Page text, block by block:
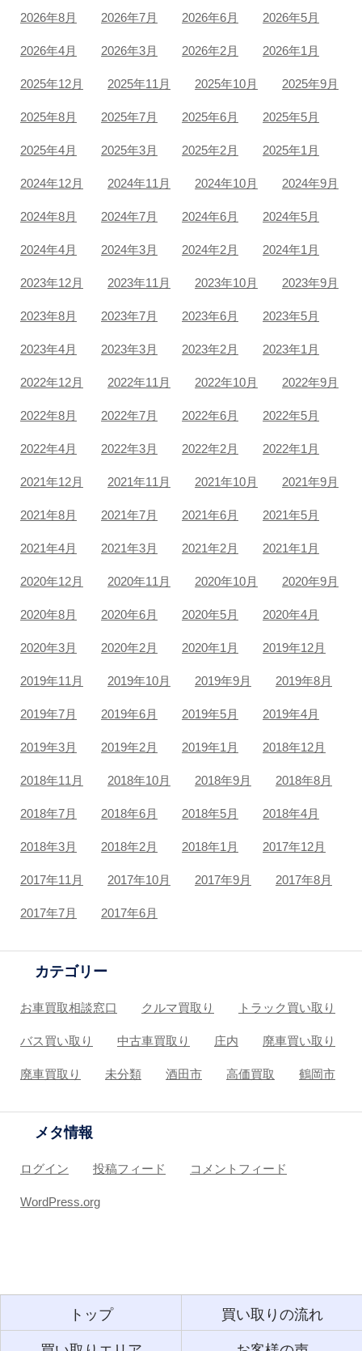
2026年8月 2026年7月 2026年6月 2026年5月
2026年4月 2026年3月 2026年2月 2026年1月
2025年12月 2025年11月 2025年10月 2025年9月
2025年8月 2025年7月 2025年6月 2025年5月
2025年4月 2025年3月 2025年2月 2025年1月
2024年12月 2024年11月 2024年10月 2024年9月
2024年8月 2024年7月 2024年6月 2024年5月
2024年4月 2024年3月 2024年2月 2024年1月
2023年12月 2023年11月 2023年10月 2023年9月
2023年8月 2023年7月 2023年6月 2023年5月
2023年4月 2023年3月 2023年2月 2023年1月
2022年12月 2022年11月 2022年10月 2022年9月
2022年8月 2022年7月 2022年6月 2022年5月
2022年4月 2022年3月 2022年2月 2022年1月
2021年12月 2021年11月 2021年10月 2021年9月
2021年8月 2021年7月 2021年6月 2021年5月
2021年4月 2021年3月 2021年2月 2021年1月
2020年12月 2020年11月 2020年10月 2020年9月
2020年8月 2020年6月 2020年5月 2020年4月
2020年3月 2020年2月 2020年1月 2019年12月
2019年11月 2019年10月 2019年9月 2019年8月
2019年7月 2019年6月 2019年5月 2019年4月
2019年3月 2019年2月 2019年1月 2018年12月
2018年11月 2018年10月 2018年9月 2018年8月
2018年7月 2018年6月 2018年5月 2018年4月
2018年3月 2018年2月 2018年1月 2017年12月
2017年11月 2017年10月 2017年9月 2017年8月
2017年7月 2017年6月
カテゴリー
お車買取相談窓口 クルマ買取り トラック買い取り
バス買い取り 中古車買取り 庄内 廃車買い取り
廃車買取り 未分類 酒田市 高価買取 鶴岡市
メタ情報
ログイン 投稿フィード コメントフィード
WordPress.org
トップ 買い取りの流れ